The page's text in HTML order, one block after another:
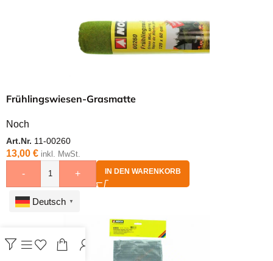
Frühlingswiesen-Grasmatte
Noch
Art.Nr. 11-00260
13,00 € inkl. MwSt.
- + IN DEN WARENKORB
Deutsch ▼